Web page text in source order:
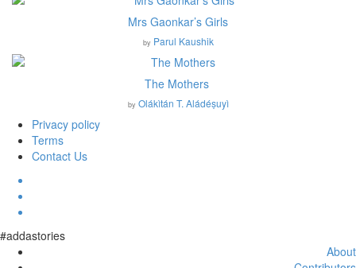
Mrs Gaonkar’s Girls
by Parul Kaushik
The Mothers
by Olákìtán T. Aládéṣuyì
Privacy policy
Terms
Contact Us
#addastories
About